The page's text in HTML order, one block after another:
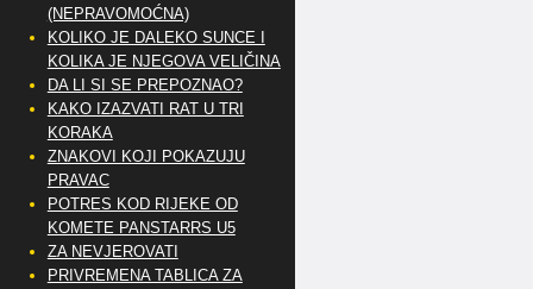
(NEPRAVOMOĆNA)
KOLIKO JE DALEKO SUNCE I
KOLIKA JE NJEGOVA VELIČINA
DA LI SI SE PREPOZNAO?
KAKO IZAZVATI RAT U TRI
KORAKA
ZNAKOVI KOJI POKAZUJU
PRAVAC
POTRES KOD RIJEKE OD
KOMETE PANSTARRS U5
ZA NEVJEROVATI
PRIVREMENA TABLICA ZA